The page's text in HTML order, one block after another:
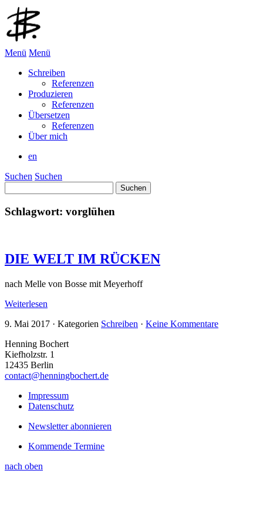
Menü Menü
Schreiben
Referenzen
Produzieren
Referenzen
Übersetzen
Referenzen
Über mich
en
Suchen Suchen
nach:
Schlagwort: vorglühen
DIE WELT IM RÜCKEN
nach Melle von Bosse mit Meyerhoff
Weiterlesen
9. Mai 2017 · Kategorien Schreiben · Keine Kommentare
Henning Bochert
Kiefholzstr. 1
12435 Berlin
contact@henningbochert.de
Impressum
Datenschutz
Newsletter abonnieren
Kommende Termine
nach oben